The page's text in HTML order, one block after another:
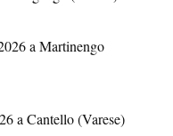
a Martinengo
a Cantello (Varese)